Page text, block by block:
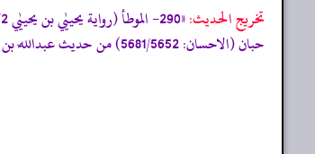
تخریج الحدیث:
حبان (الاحسان: 5681/5652) من حديث عبداللٰه بن دينار به .»